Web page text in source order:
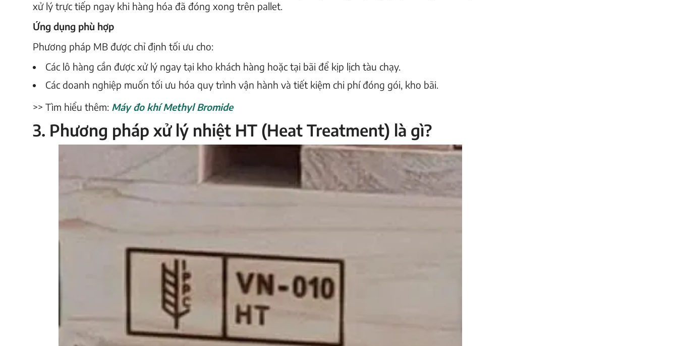
xử lý trực tiếp ngay khi hàng hóa đã đóng xong trên pallet.
Ứng dụng phù hợp
Phương pháp MB được chỉ định tối ưu cho:
Các lô hàng cần được xử lý ngay tại kho khách hàng hoặc tại bãi để kịp lịch tàu chạy.
Các doanh nghiệp muốn tối ưu hóa quy trình vận hành và tiết kiệm chi phí đóng gói, kho bãi.
>> Tìm hiểu thêm: Máy đo khí Methyl Bromide
3. Phương pháp xử lý nhiệt HT (Heat Treatment) là gì?